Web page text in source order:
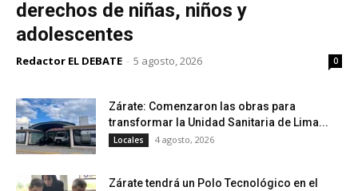
derechos de niñas, niños y
adolescentes
Redactor EL DEBATE - 5 agosto, 2026 0
Zárate: Comenzaron las obras para
transformar la Unidad Sanitaria de Lima...
Locales 4 agosto, 2026
Zárate tendrá un Polo Tecnológico en el